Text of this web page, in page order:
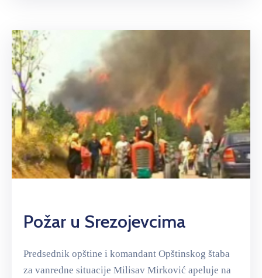
Požar u Srezojevcima
Predsednik opštine i komandant Opštinskog štaba
za vanredne situacije Milisav Mirković apeluje na